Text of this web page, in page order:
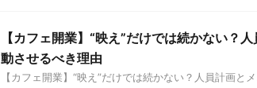
【カフェ開業】“映え”だけでは続かない？
動させるべき理由
【カフェ開業】“映え”だけでは続かない？人員計画と